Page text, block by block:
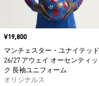
価格
¥19,800
マンチェスター・ユナイテッド
26/27 アウェイ オーセンティッ
ク 長袖ユニフォーム
オリジナルス